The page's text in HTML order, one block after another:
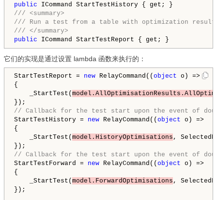
public
/// <summary>
/// Run a test from a table with optimization
/// </summary>
public
它们的实现是通过设置 lambda 函数来执行的：
StartTestReport = new RelayCommand((object o) =>
{
_StartTest(
// Callback for the test start upon the event of
StartTestHistory = new RelayCommand((object o) =>
{
_StartTest(model.HistoryOptimisations ,
// Callback for the test start upon the event of
StartTestForward = new RelayCommand((object o) =>
{
_StartTest(model.ForwardOptimisations ,
});